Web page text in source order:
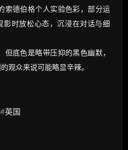
德伯格个人实验色彩，部分运
影时放松心态，沉浸在对话与细
底色是略带压抑的黑色幽默，
观众来说可能略显辛辣。
#英国